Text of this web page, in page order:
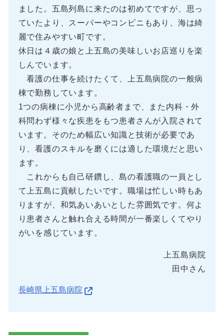
ました。五島列島に来たのは初めてですが、思っ
ていたより、スーパーやコンビニもあり、海は綺
麗で住みやすい町です。
休日は４歳の娘と上五島の美味しいお店巡りを楽
しんでいます。
看護の仕事を続けたくて、上五島病院の一般病
棟で勤務しています。
1つの病棟に小児から高齢者まで、また内科・外
科問わず様々な疾患をもつ患者さんが入院されて
います。そのため幅広い知識と技術が必要であ
り、看護のスキルを磨くには適した環境だと思い
ます。
これからも自己研鑽し、島の看護職の一員とし
て上五島に貢献したいです。職場は忙しい時もあ
りますが、和気あいあいとした雰囲気です。何よ
り患者さんと触れ合える時間が一番楽しくてやり
がいを感じています。
上五島病院
田中さん
長崎県上五島病院